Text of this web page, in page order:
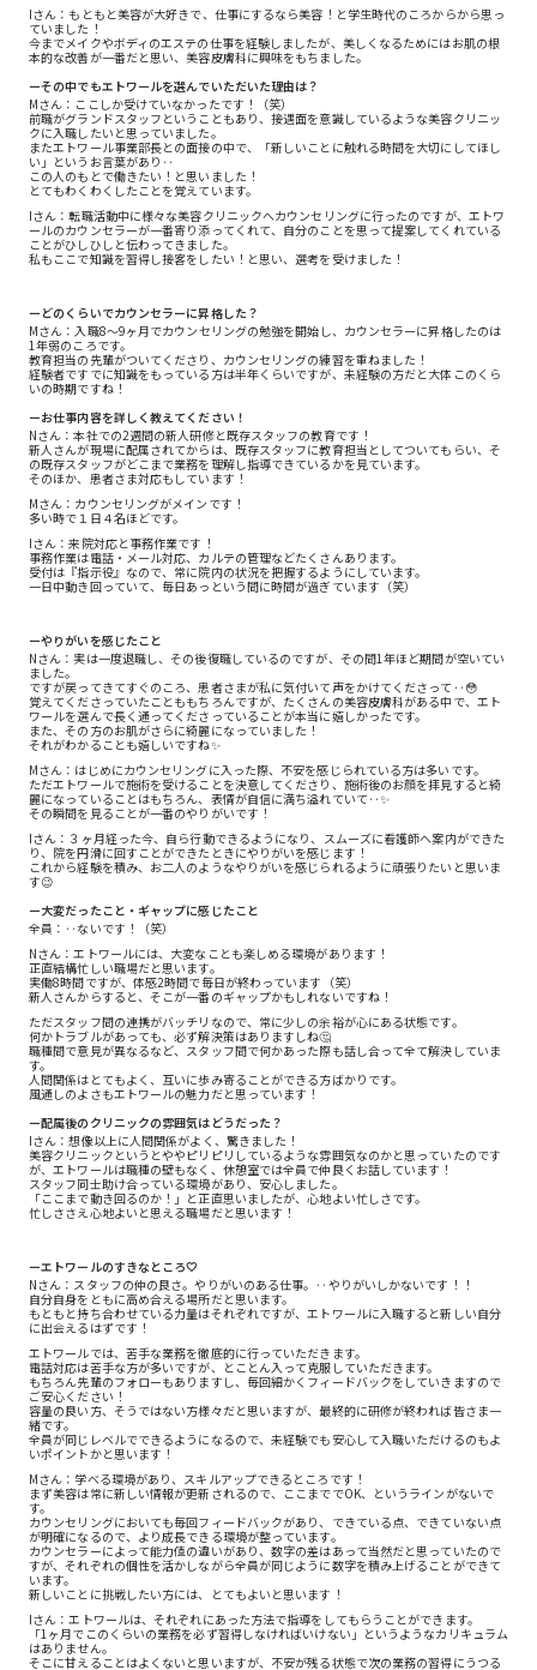
Iさん：もともと美容が大好きで、仕事にするなら美容！と学生時代のころからから思っ
ていました！
今までメイクやボディのエステの仕事を経験しましたが、美しくなるためにはお肌の根
本的な改善が一番だと思い、美容皮膚科に興味をもちました。
ーその中でもエトワールを選んでいただいた理由は？
Mさん：ここしか受けていなかったです！（笑）
前職がグランドスタッフということもあり、接遇面を意識しているような美容クリニッ
クに入職したいと思っていました。
またエトワール事業部長との面接の中で、「新しいことに触れる時間を大切にしてほし
い」というお言葉があり‥
この人のもとで働きたい！と思いました！
とてもわくわくしたことを覚えています。
Iさん：転職活動中に様々な美容クリニックへカウンセリングに行ったのですが、エトワ
ールのカウンセラーが一番寄り添ってくれて、自分のことを思って提案してくれている
ことがひしひしと伝わってきました。
私もここで知識を習得し接客をしたい！と思い、選考を受けました！
ーどのくらいでカウンセラーに昇格した？
Mさん：入職8～9ヶ月でカウンセリングの勉強を開始し、カウンセラーに昇格したのは
1年弱のころです。
教育担当の先輩がついてくださり、カウンセリングの練習を重ねました！
経験者ですでに知識をもっている方は半年くらいですが、未経験の方だと大体このくら
いの時期ですね！
ーお仕事内容を詳しく教えてください！
Nさん：本社での2週間の新人研修と既存スタッフの教育です！
新人さんが現場に配属されてからは、既存スタッフに教育担当としてついてもらい、そ
の既存スタッフがどこまで業務を理解し指導できているかを見ています。
そのほか、患者さま対応もしています！
Mさん：カウンセリングがメインです！
多い時で１日４名ほどです。
Iさん：来院対応と事務作業です！
事務作業は電話・メール対応、カルテの管理などたくさんあります。
受付は『指示役』なので、常に院内の状況を把握するようにしています。
一日中動き回っていて、毎日あっという間に時間が過ぎています（笑）
ーやりがいを感じたこと
Nさん：実は一度退職し、その後復職しているのですが、その間1年ほど期間が空いてい
ました。
ですが戻ってきてすぐのころ、患者さまが私に気付いて声をかけてくださって‥😳
覚えてくださっていたことももちろんですが、たくさんの美容皮膚科がある中で、エト
ワールを選んで長く通ってくださっていることが本当に嬉しかったです。
また、その方のお肌がさらに綺麗になっていました！
それがわかることも嬉しいですね✨
Mさん：はじめにカウンセリングに入った際、不安を感じられている方は多いです。
ただエトワールで施術を受けることを決意してくださり、施術後のお顔を拝見すると綺
麗になっていることはもちろん、表情が自信に満ち溢れていて‥✨
その瞬間を見ることが一番のやりがいです！
Iさん：３ヶ月経った今、自ら行動できるようになり、スムーズに看護師へ案内ができた
り、院を円滑に回すことができたときにやりがいを感じます！
これから経験を積み、お二人のようなやりがいを感じられるように頑張りたいと思いま
す😉
ー大変だったこと・ギャップに感じたこと
全員：‥ないです！（笑）
Nさん：エトワールには、大変なことも楽しめる環境があります！
正直結構忙しい職場だと思います。
実働8時間ですが、体感2時間で毎日が終わっています（笑）
新人さんからすると、そこが一番のギャップかもしれないですね！
ただスタッフ間の連携がバッチリなので、常に少しの余裕が心にある状態です。
何かトラブルがあっても、必ず解決策はありますしね🤔
職種間で意見が異なるなど、スタッフ間で何かあった際も話し合って全て解決していま
す。
人間関係はとてもよく、互いに歩み寄ることができる方ばかりです。
風通しのよさもエトワールの魅力だと思っています！
ー配属後のクリニックの雰囲気はどうだった？
Iさん：想像以上に人間関係がよく、驚きました！
美容クリニックというとややピリピリしているような雰囲気なのかと思っていたのです
が、エトワールは職種の壁もなく、休憩室では全員で仲良くお話しています！
スタッフ同士助け合っている環境があり、安心しました。
「ここまで動き回るのか！」と正直思いましたが、心地よい忙しさです。
忙しささえ心地よいと思える職場だと思います！
ーエトワールのすきなところ🤍
Nさん：スタッフの仲の良さ。やりがいのある仕事。‥やりがいしかないです！！
自分自身をともに高め合える場所だと思います。
もともと持ち合わせている力量はそれぞれですが、エトワールに入職すると新しい自分
に出会えるはずです！
エトワールでは、苦手な業務を徹底的に行っていただきます。
電話対応は苦手な方が多いですが、とことん入って克服していただきます。
もちろん先輩のフォローもありますし、毎回細かくフィードバックをしていきますので
ご安心ください！
容量の良い方、そうではない方様々だと思いますが、最終的に研修が終われば皆さま一
緒です。
全員が同じレベルでできるようになるので、未経験でも安心して入職いただけるのもよ
いポイントかと思います！
Mさん：学べる環境があり、スキルアップできるところです！
まず美容は常に新しい情報が更新されるので、ここまででOK、というラインがないで
す。
カウンセリングにおいても毎回フィードバックがあり、できている点、できていない点
が明確になるので、より成長できる環境が整っています。
カウンセラーによって能力値の違いがあり、数字の差はあって当然だと思っていたので
すが、それぞれの個性を活かしながら全員が同じように数字を積み上げることができて
います。
新しいことに挑戦したい方には、とてもよいと思います！
Iさん：エトワールは、それぞれにあった方法で指導をしてもらうことができます。
「1ヶ月でこのくらいの業務を必ず習得しなければいけない」というようなカリキュラム
はありません。
そこに甘えることはよくないと思いますが、不安が残る状態で次の業務の習得にうつる